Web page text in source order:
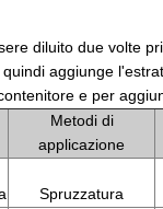
diluito due volte
aggiunge
e per
Metodi di
applicazione
Spruzzatura